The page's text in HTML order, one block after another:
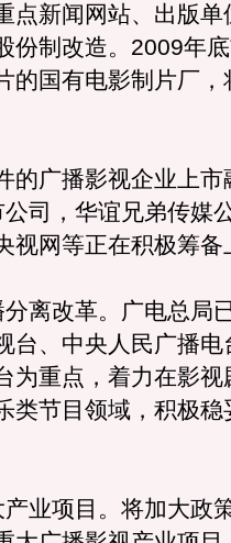
点新闻网站、出版单
份制改造。2009年
的国有电影制片厂，
广播影视企业上市
司，华谊兄弟传媒
视网等正在积极筹备
改革。广电总局
台、中央人民广播电
为重点，着力在影视
类节目领域，积极稳
项目。将加大政